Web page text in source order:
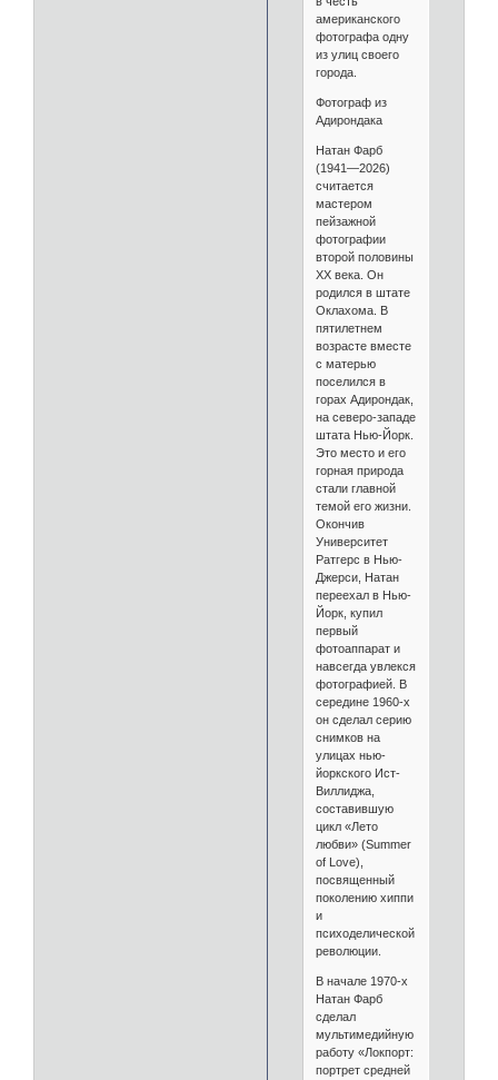
американского
фотографа одну
из улиц своего
города.
Фотограф из
Адирондака
Натан Фарб
(1941—2026)
считается
мастером
пейзажной
фотографии
второй половины
XX века. Он
родился в штате
Оклахома. В
пятилетнем
возрасте вместе
с матерью
поселился в
горах Адирондак,
на северо-западе
штата Нью-Йорк.
Это место и его
горная природа
стали главной
темой его жизни.
Окончив
Университет
Ратгерс в Нью-
Джерси, Натан
переехал в Нью-
Йорк, купил
первый
фотоаппарат и
навсегда увлекся
фотографией. В
середине 1960-х
он сделал серию
снимков на
улицах нью-
йоркского Ист-
Виллиджа,
составившую
цикл «Лето
любви» (Summer
of Love),
посвященный
поколению хиппи
и
психоделической
революции.
В начале 1970-х
Натан Фарб
сделал
мультимедийную
работу «Локпорт:
портрет средней